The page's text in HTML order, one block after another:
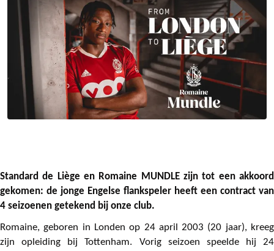
Standard de Liège en Romaine MUNDLE zijn tot een akkoord
gekomen: de jonge Engelse flankspeler heeft een contract van
4 seizoenen getekend bij onze club.
Romaine, geboren in Londen op 24 april 2003 (20 jaar), kreeg
zijn opleiding bij Tottenham. Vorig seizoen speelde hij 24